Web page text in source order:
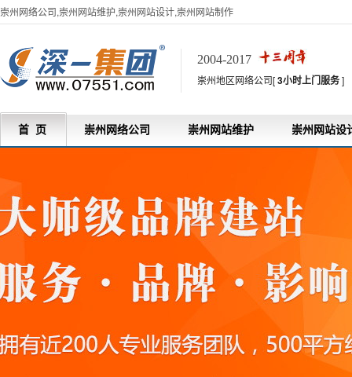
崇州网络公司,崇州网站维护,崇州网站设计,崇州网站制作
2004-2017
崇州地区网络公司[3小时上门服务]
首 页 崇州网络公司 崇州网站维护 崇州网站设